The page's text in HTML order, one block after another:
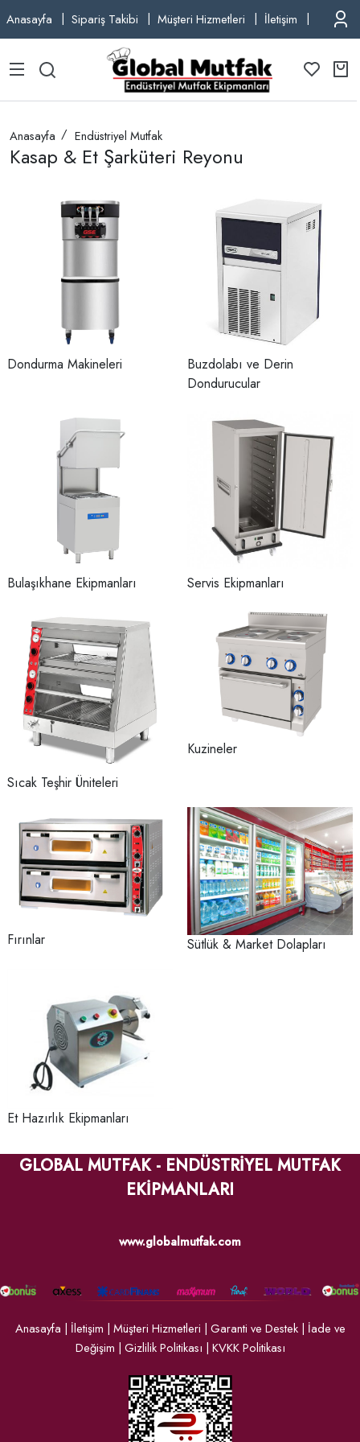
Anasayfa Sipariş Takibi Müşteri Hizmetleri İletişim TEL:
Anasayfa Endüstriyel Mutfak
Kasap & Et Şarküteri Reyonu
Dondurma Makineleri
Buzdolabı ve Derin
Dondurucular
Bulaşıkhane Ekipmanları Servis Ekipmanları
Sıcak Teşhir Üniteleri
Kuzineler
Fırınlar Sütlük & Market Dolapları
Et Hazırlık Ekipmanları
GLOBAL MUTFAK - ENDÜSTRİYEL MUTFAK
EKİPMANLARI
www.globalmutfak.com
Anasayfa | İletişim | Müşteri Hizmetleri | Garanti ve Destek| İade ve
Değişim | Gizlilik Politikası | KVKK Politikası